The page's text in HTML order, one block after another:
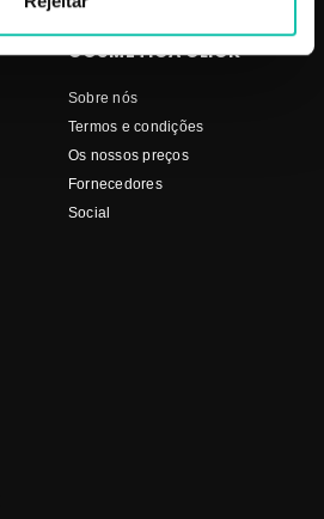
COSMÉTICA CLICK
Sobre nós
Termos e condições
Os nossos preços
Fornecedores
Social